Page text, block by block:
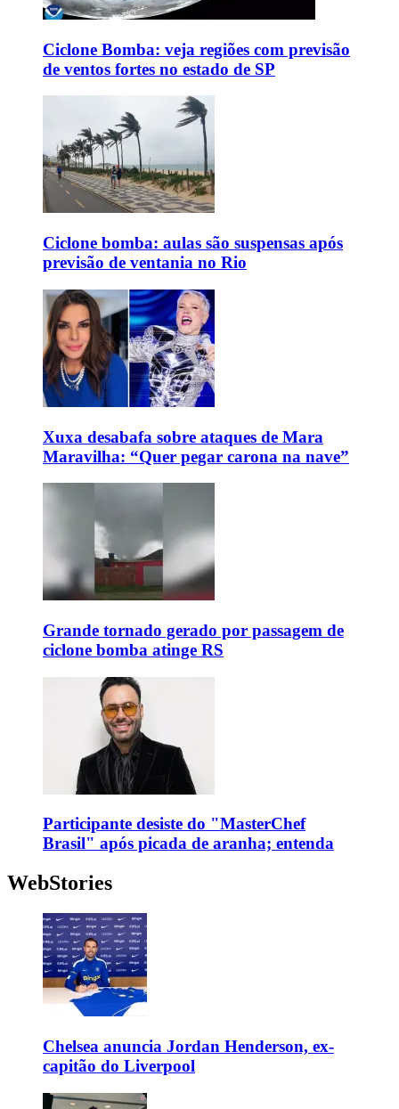
Ciclone Bomba: veja regiões com previsão
de ventos fortes no estado de SP
Ciclone bomba: aulas são suspensas após
previsão de ventania no Rio
Xuxa desabafa sobre ataques de Mara
Maravilha: “Quer pegar carona na nave”
Grande tornado gerado por passagem de
ciclone bomba atinge RS
Participante desiste do "MasterChef
Brasil" após picada de aranha; entenda
WebStories
Chelsea anuncia Jordan Henderson, ex-
capitão do Liverpool